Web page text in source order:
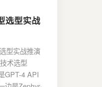
选型实战
型实战推演
术选型
GPT-4 API